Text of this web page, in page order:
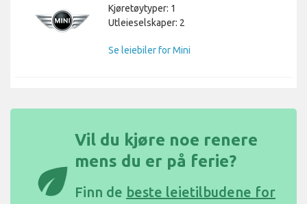
Kjøretøytyper: 1
Utleieselskaper: 2
Se leiebiler for Mini
eco
Vil du kjøre noe renere
mens du er på ferie?
Finn de beste leietilbudene for